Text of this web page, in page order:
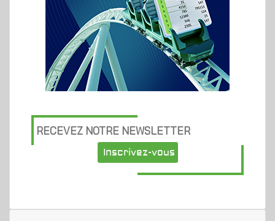
RECEVEZ NOTRE NEWSLETTER
Inscrivez-vous